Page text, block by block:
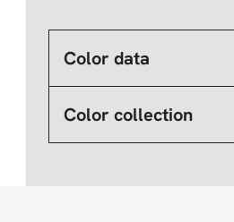
Color data
Color collection